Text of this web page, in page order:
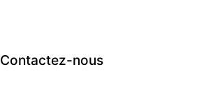
Contactez-nous